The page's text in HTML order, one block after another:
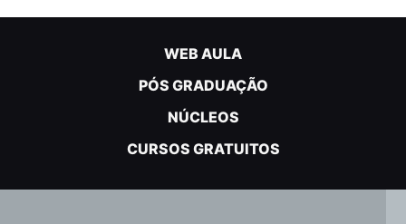
WEB AULA
PÓS GRADUAÇÃO
NÚCLEOS
CURSOS GRATUITOS